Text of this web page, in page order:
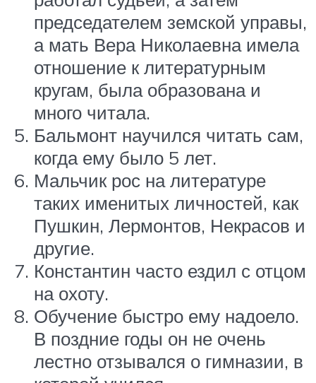
председателем земской управы,
а мать Вера Николаевна имела
отношение к литературным
кругам, была образована и
много читала.
Бальмонт научился читать сам,
когда ему было 5 лет.
Мальчик рос на литературе
таких именитых личностей, как
Пушкин, Лермонтов, Некрасов и
другие.
Константин часто ездил с отцом
на охоту.
Обучение быстро ему надоело.
В поздние годы он не очень
лестно отзывался о гимназии, в